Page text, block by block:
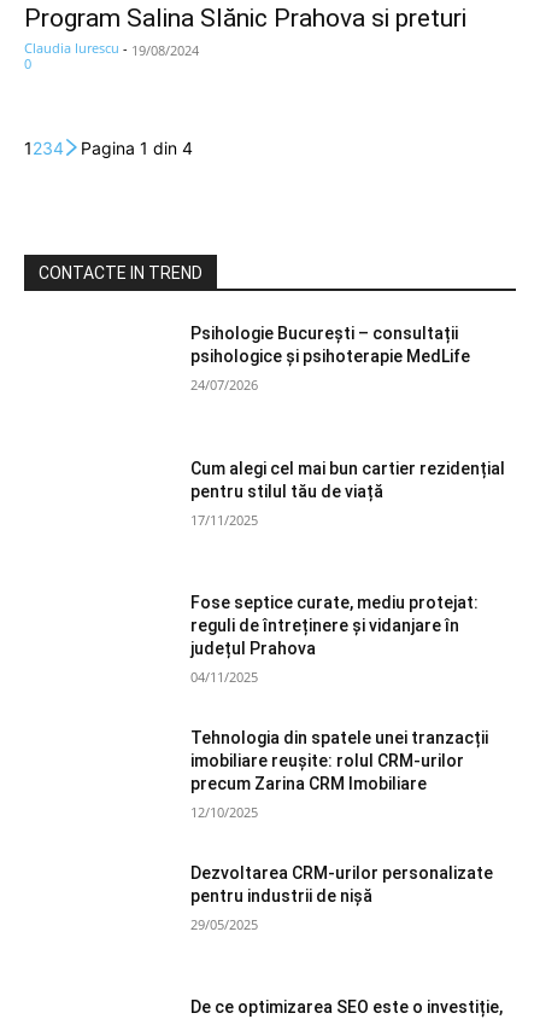
Program Salina Slănic Prahova si preturi
Claudia Iurescu - 19/08/2024
0
1234 Pagina 1 din 4
CONTACTE IN TREND
Psihologie București – consultații
psihologice și psihoterapie MedLife
24/07/2026
Cum alegi cel mai bun cartier rezidențial
pentru stilul tău de viață
17/11/2025
Fose septice curate, mediu protejat:
reguli de întreținere și vidanjare în
județul Prahova
04/11/2025
Tehnologia din spatele unei tranzacții
imobiliare reușite: rolul CRM-urilor
precum Zarina CRM Imobiliare
12/10/2025
Dezvoltarea CRM-urilor personalizate
pentru industrii de nișă
29/05/2025
De ce optimizarea SEO este o investiție,